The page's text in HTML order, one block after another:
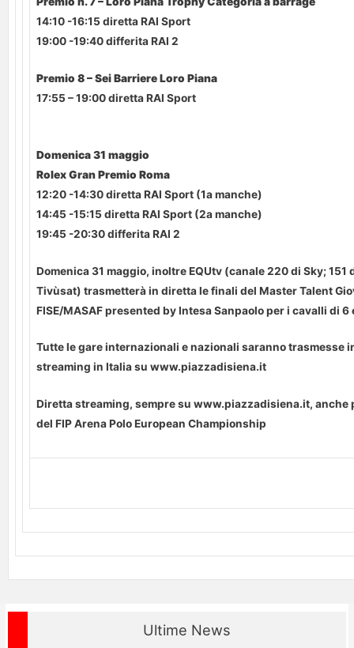
14:10 -16:15 diretta RAI Sport
19:00 -19:40 differita RAI 2
Premio 8 – Sei Barriere Loro Piana
17:55 – 19:00 diretta RAI Sport
Domenica 31 maggio
Rolex Gran Premio Roma
12:20 -14:30 diretta RAI Sport (1a manche)
14:45 -15:15 diretta RAI Sport (2a manche)
19:45 -20:30 differita RAI 2
Domenica 31 maggio, inoltre EQUtv (canale 220 di Sky; 151
Tivùsat) trasmetterà in diretta le finali del Master Talent
FISE/MASAF presented by Intesa Sanpaolo per i cavalli di 6
Tutte le gare internazionali e nazionali saranno trasmesse
streaming in Italia su www.piazzadisiena.it
Diretta streaming, sempre su www.piazzadisiena.it, anche
del FIP Arena Polo European Championship
Ultime News